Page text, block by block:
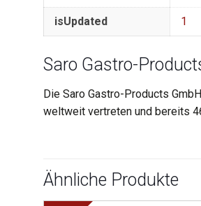
isUpdated 1
Saro Gastro-
Die Saro Gastro-Products
weltweit vertreten und bereits
Ähnliche Produkte